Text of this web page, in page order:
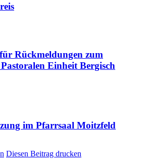
Rückmeldungen zum
Einheit Bergisch
im Pfarrsaal Moitzfeld
Diesen Beitrag drucken